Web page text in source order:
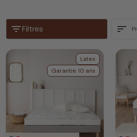
filter_list Filtres sort
Latex
Garantie 10 ans